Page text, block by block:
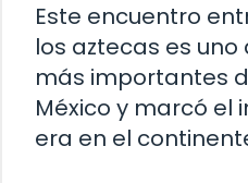
Este encuentro
los aztecas es
más importantes
México y marcó el
era en el